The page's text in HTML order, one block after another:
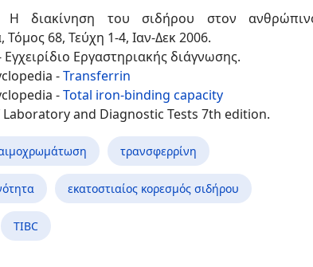
διακίνηση του σιδήρου στον
68, Τεύχη 1-4, Ιαν-Δεκ 2006.
Εργαστηριακής διάγνωσης.
-Transferrin
-Total iron-binding capacity
Laboratory and Diagnostic Tests 7th edition.
τρανσφερρίνη
εκατοστιαίος κορεσμός σιδήρου
TIBC